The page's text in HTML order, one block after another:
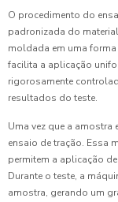
O procedimento do
padronizada do
moldada em uma
facilita a aplicação
rigorosamente
resultados do teste.
Uma vez que a
ensaio de tração. Essa
permitem a aplicação
Durante o teste, a
amostra, gerando um